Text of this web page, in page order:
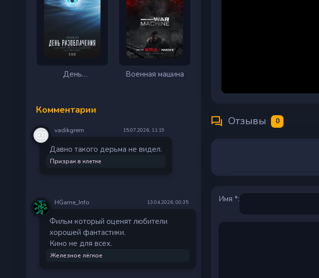
День
Военная машина
Комментарии
vadikgrem 15.07.2026, 11:19
Давно такого дерьма не видел.
Призрак в клетке
HGame_Info 13.04.2026, 00:35
Фильм который оценят любители
хорошей фантастики.
Кино не для всех.
Железное лёгкое
Отзывы 0
Имя *: